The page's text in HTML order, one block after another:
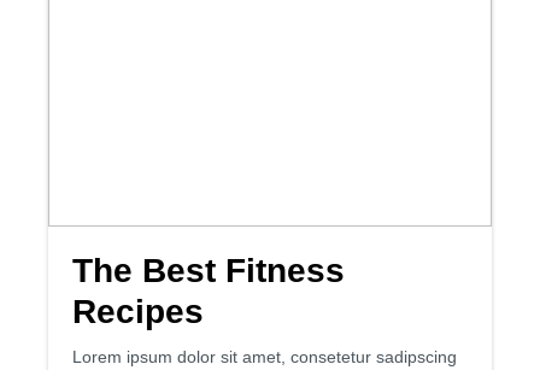
The Best Fitness
Recipes
Lorem ipsum dolor sit amet, consetetur sadipscing